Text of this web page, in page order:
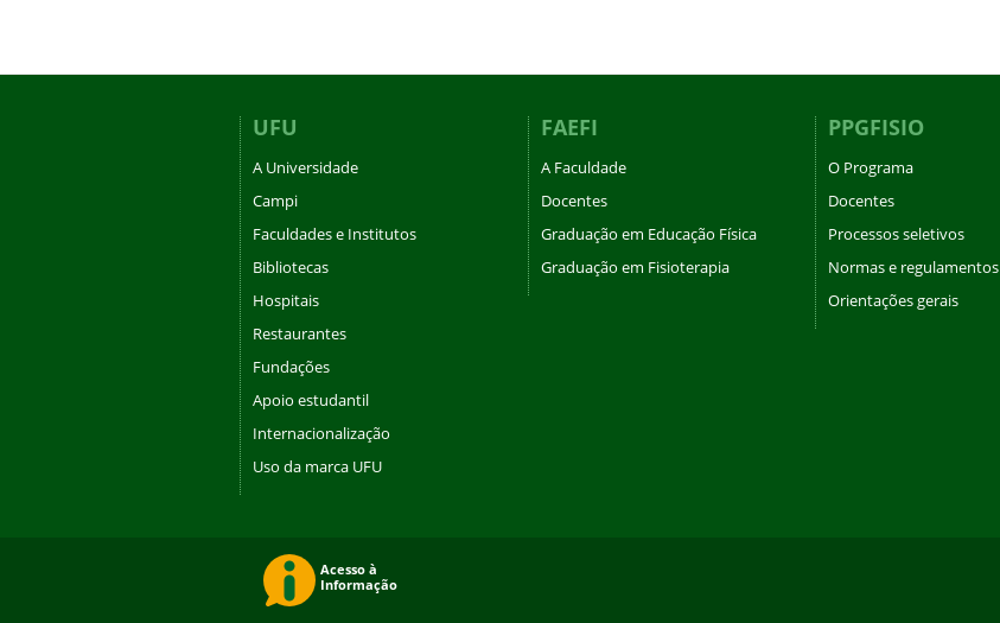
UFU
A Universidade
Campi
Faculdades e Institutos
Bibliotecas
Hospitais
Restaurantes
Fundações
Apoio estudantil
Internacionalização
Uso da marca UFU
FAEFI
A Faculdade
Docentes
Graduação em Educação Física
Graduação em Fisioterapia
PPGFISIO
O Programa
Docentes
Processos seletivos
Normas e regulamentos
Orientações gerais